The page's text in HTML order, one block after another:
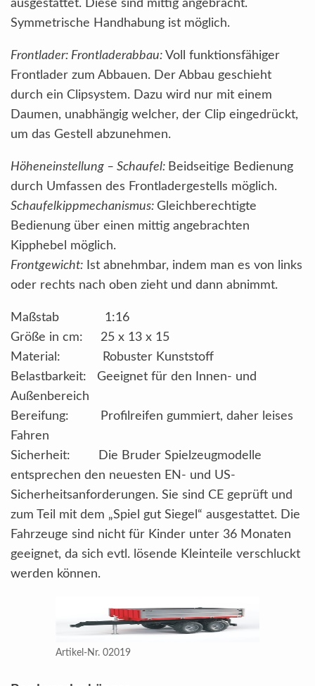
ausgestattet. Diese sind mittig angebracht.
Symmetrische Handhabung ist möglich.
Frontlader: Frontladerabbau: Voll funktionsfähiger
Frontlader zum Abbauen. Der Abbau geschieht
durch ein Clipsystem. Dazu wird nur mit einem
Daumen, unabhängig welcher, der Clip eingedrückt,
um das Gestell abzunehmen.
Höheneinstellung – Schaufel: Beidseitige Bedienung
durch Umfassen des Frontladergestells möglich.
Schaufelkippmechanismus: Gleichberechtigte
Bedienung über einen mittig angebrachten
Kipphebel möglich.
Frontgewicht: Ist abnehmbar, indem man es von links
oder rechts nach oben zieht und dann abnimmt.
Maßstab 1:16
Größe in cm: 25 x 13 x 15
Material: Robuster Kunststoff
Belastbarkeit: Geeignet für den Innen- und
Außenbereich
Bereifung: Profilreifen gummiert, daher leises
Fahren
Sicherheit: Die Bruder Spielzeugmodelle
entsprechen den neuesten EN- und US-
Sicherheitsanforderungen. Sie sind CE geprüft und
zum Teil mit dem „Spiel gut Siegel“ ausgestattet. Die
Fahrzeuge sind nicht für Kinder unter 36 Monaten
geeignet, da sich evtl. lösende Kleinteile verschluckt
werden können.
Artikel-Nr. 02019